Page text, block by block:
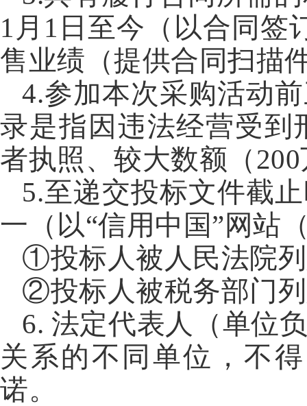
1月1日至今（以合同签
售业绩（提供合同扫描
4.参加本次采购活动
录是指因违法经营受到
者执照、较大数额（
5.至递交投标文件截
一（以“信用中国”网站
①投标人被人民法院
②投标人被税务部门
6. 法定代表人（单位
关系的不同单位，不
诺。